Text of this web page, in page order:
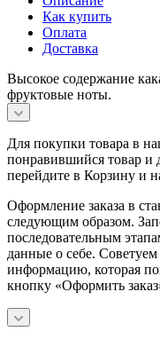
Как купить
Оплата
Доставка
Высокое содержание
фруктовые ноты.
Для покупки товара в
понравившийся товар и
перейдите в Корзину и
Оформление заказа в
следующим образом.
последовательным
данные о себе.
информацию, которая
кнопку «Оформить